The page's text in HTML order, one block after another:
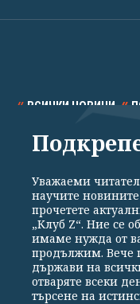
ВСИЧКИ НОВИНИ
СПОРТ КУЛТУРА
Общи условия
Реклама
Уважаеми
научите
прочетете
„Клуб Z“. Ние се
имаме нужда от
продължим. Вече
държави на
отваряте всеки
търсене на